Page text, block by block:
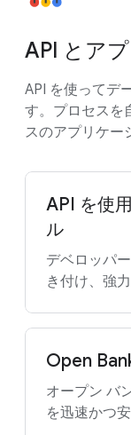
API とア
API を使ってデ
す。プロセスを
スのアプリケー
API を使
ル
デベロッパ
き付け、強
Open
オープン バ
を迅速かつ